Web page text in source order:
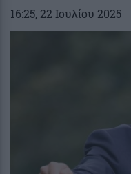
16:25, 22 Ιουλίου 2025